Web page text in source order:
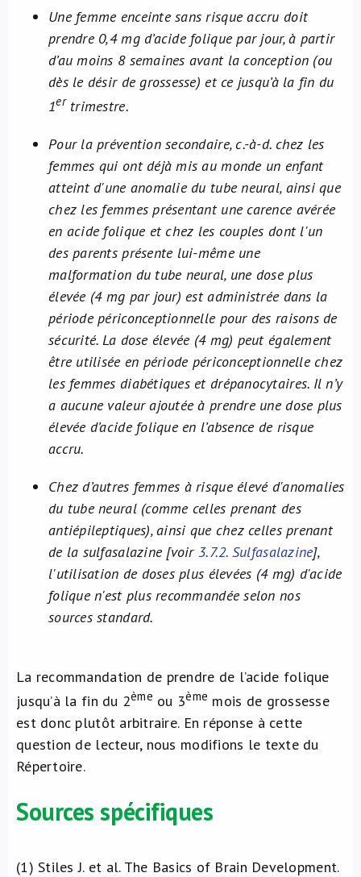
Une femme enceinte sans risque accru doit
prendre 0,4 mg d’acide folique par jour, à partir
d’au moins 8 semaines avant la conception (ou
dès le désir de grossesse) et ce jusqu’à la fin du
1ertrimestre.
Pour la prévention secondaire, c.-à-d. chez les
femmes qui ont déjà mis au monde un enfant
atteint d'une anomalie du tube neural, ainsi que
chez les femmes présentant une carence avérée
en acide folique et chez les couples dont l'un
des parents présente lui-même une
malformation du tube neural, une dose plus
élevée (4 mg par jour) est administrée dans la
période périconceptionnelle pour des raisons de
sécurité. La dose élevée (4 mg) peut également
être utilisée en période périconceptionnelle chez
les femmes diabétiques et drépanocytaires. Il n’y
a aucune valeur ajoutée à prendre une dose plus
élevée d’acide folique en l’absence de risque
accru.
Chez d’autres femmes à risque élevé d'anomalies
du tube neural (comme celles prenant des
antiépileptiques), ainsi que chez celles prenant
de la sulfasalazine [voir 3.7.2. Sulfasalazine],
l'utilisation de doses plus élevées (4 mg) d'acide
folique n'est plus recommandée selon nos
sources standard.
La recommandation de prendre de l’acide folique
jusqu’à la fin du 2ème ou 3ème mois de grossesse
est donc plutôt arbitraire. En réponse à cette
question de lecteur, nous modifions le texte du
Répertoire.
Sources spécifiques
(1)Stiles J. et al. The Basics of Brain Development.